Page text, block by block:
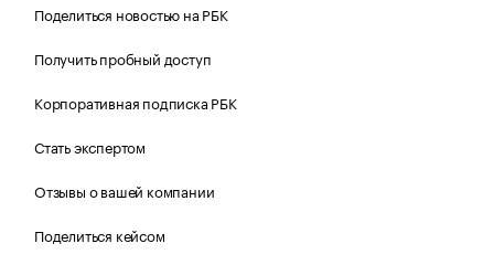
Поделиться новостью на РБК
Получить пробный доступ
Корпоративная подписка РБК
Стать экспертом
Отзывы о вашей компании
Поделиться кейсом